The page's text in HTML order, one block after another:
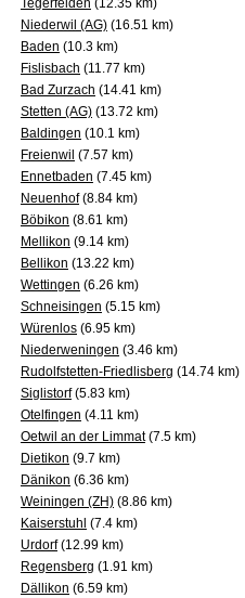
Tegerfelden (12.35 km)
Niederwil (AG) (16.51 km)
Baden (10.3 km)
Fislisbach (11.77 km)
Bad Zurzach (14.41 km)
Stetten (AG) (13.72 km)
Baldingen (10.1 km)
Freienwil (7.57 km)
Ennetbaden (7.45 km)
Neuenhof(8.84 km)
Böbikon (8.61 km)
Mellikon (9.14 km)
Bellikon (13.22 km)
Wettingen (6.26 km)
Schneisingen (5.15 km)
Würenlos (6.95 km)
Niederweningen (3.46 km)
Rudolfstetten-Friedlisberg (14.74 km)
Siglistorf(5.83 km)
Otelfingen (4.11 km)
Oetwil an der Limmat(7.5 km)
Dietikon (9.7 km)
Dänikon (6.36 km)
Weiningen (ZH) (8.86 km)
Kaiserstuhl (7.4 km)
Urdorf(12.99 km)
Regensberg (1.91 km)
Dällikon (6.59 km)